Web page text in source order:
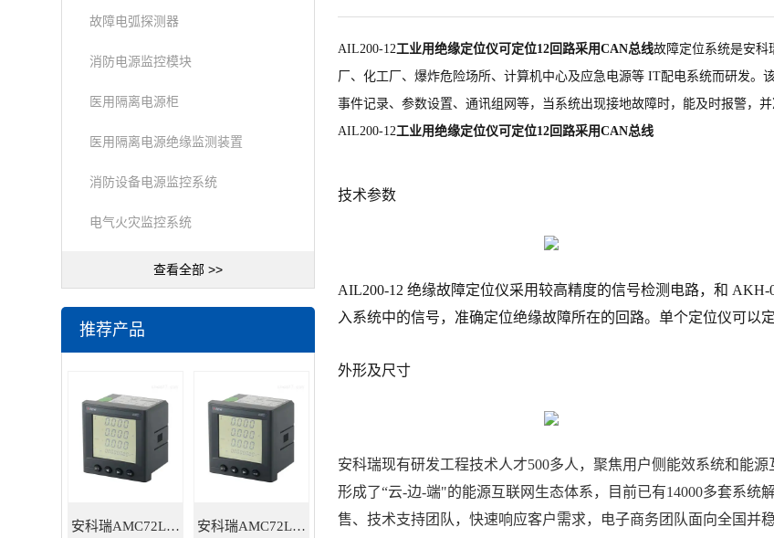
故障电弧探测器
消防电源监控模块
医用隔离电源柜
医用隔离电源绝缘监测装置
消防设备电源监控系统
电气火灾监控系统
查看全部 >>
推荐产品
安科瑞AMC72L-E4/HKC智能电力仪表 安科瑞AMC72L-E4/KC三相多功能智能电力仪表
AIL200-12工业用绝缘定位仪可定位12回路采用CAN总线故障定位系统是安科
厂、化工厂、爆炸危险场所、计算机中心及应急电源等 IT配电系统而研发。
事件记录、参数设置、通讯组网等，当系统出现接地故障时，能及时报警，
AIL200-12工业用绝缘定位仪可定位12回路采用CAN总线
技术参数
AIL200-12 绝缘故障定位仪采用较高精度的信号检测电路，和
入系统中的信号，准确定位绝缘故障所在的回路。单个定位仪可以定
外形及尺寸
安科瑞现有研发工程技术人才500多人，聚焦用户侧能效系统和能
形成了“云-边-端"的能源互联网生态体系，目前已有14000多套系
售、技术支持团队，快速响应客户需求，电子商务团队面向全国并